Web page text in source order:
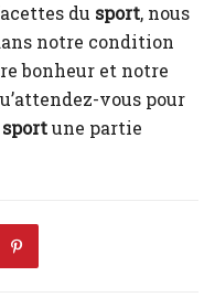
du sport, nous
notre condition
bonheur et notre
vous pour
sportune partie